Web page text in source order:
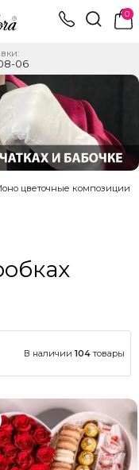
0
06
цветочные композиции
В наличии 104 товары